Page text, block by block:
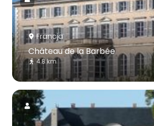
Francja
Château de la Barbée
4.8 km